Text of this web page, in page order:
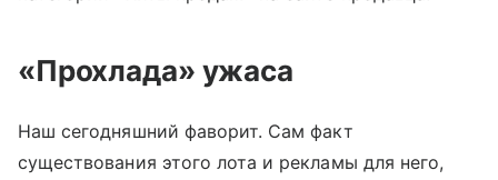
«Прохлада» ужаса
Наш сегодняшний фаворит. Сам факт
существования этого лота и рекламы для него,